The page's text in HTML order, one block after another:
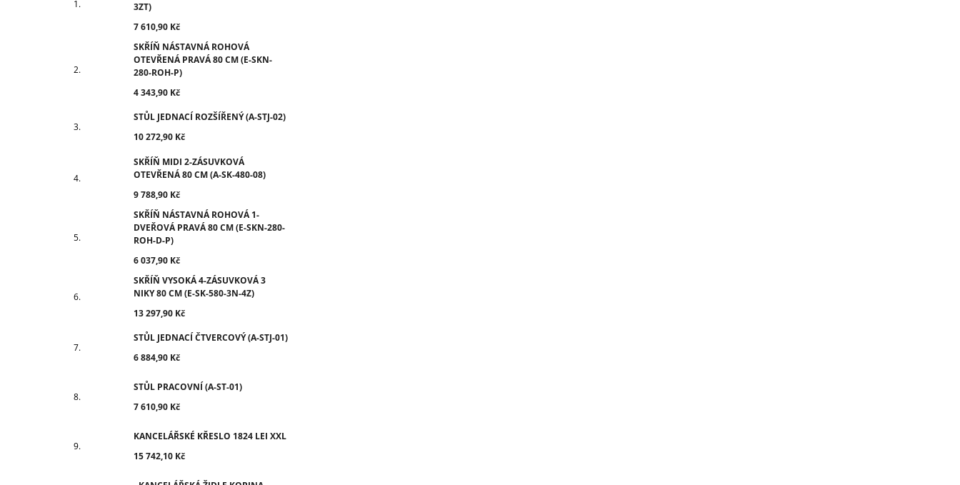
3ZT)
7 610,90 Kč
SKŘÍŇ NÁSTAVNÁ ROHOVÁ
OTEVŘENÁ PRAVÁ 80 CM (E-SKN-
280-ROH-P)
4 343,90 Kč
STŮL JEDNACÍ ROZŠÍŘENÝ (A-STJ-02)
10 272,90 Kč
SKŘÍŇ MIDI 2-ZÁSUVKOVÁ
OTEVŘENÁ 80 CM (A-SK-480-08)
9 788,90 Kč
SKŘÍŇ NÁSTAVNÁ ROHOVÁ 1-
DVEŘOVÁ PRAVÁ 80 CM (E-SKN-280-
ROH-D-P)
6 037,90 Kč
SKŘÍŇ VYSOKÁ 4-ZÁSUVKOVÁ 3
NIKY 80 CM (E-SK-580-3N-4Z)
13 297,90 Kč
STŮL JEDNACÍ ČTVERCOVÝ (A-STJ-01)
6 884,90 Kč
STŮL PRACOVNÍ (A-ST-01)
7 610,90 Kč
KANCELÁŘSKÉ KŘESLO 1824 LEI XXL
15 742,10 Kč